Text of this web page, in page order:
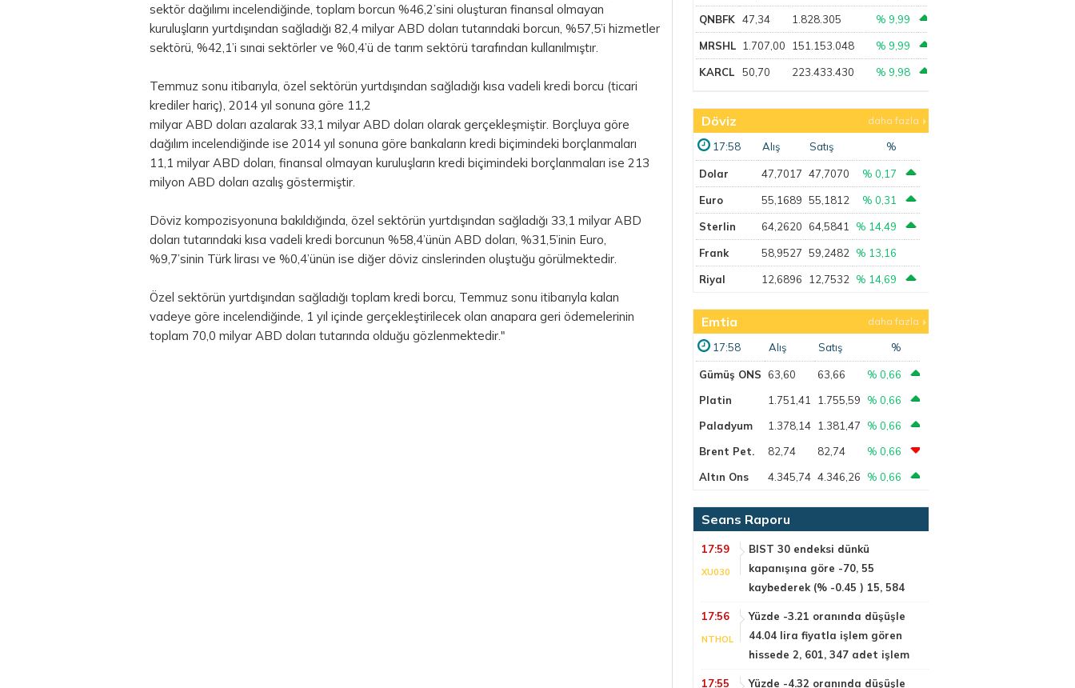
sektör dağılımı incelendiğinde, toplam borcun %46,2’sini oluşturan finansal olmayan
kuruluşların yurtdışından sağladığı 82,4 milyar ABD doları tutarındaki borcun, %57,5’i hizmetler
sektörü, %42,1’i sınai sektörler ve %0,4’ü de tarım sektörü tarafından kullanılmıştır.
Temmuz sonu itibarıyla, özel sektörün yurtdışından sağladığı kısa vadeli kredi borcu (ticari
krediler hariç), 2014 yıl sonuna göre 11,2
milyar ABD doları azalarak 33,1 milyar ABD doları olarak gerçekleşmiştir. Borçluya göre
dağılım incelendiğinde ise 2014 yıl sonuna göre bankaların kredi biçimindeki borçlanmaları
11,1 milyar ABD doları, finansal olmayan kuruluşların kredi biçimindeki borçlanmaları ise 213
milyon ABD doları azalış göstermiştir.
Döviz kompozisyonuna bakıldığında, özel sektörün yurtdışından sağladığı 33,1 milyar ABD
doları tutarındaki kısa vadeli kredi borcunun %58,4’ünün ABD doları, %31,5’inin Euro,
%9,7’sinin Türk lirası ve %0,4’ünün ise diğer döviz cinslerinden oluştuğu görülmektedir.
Özel sektörün yurtdışından sağladığı toplam kredi borcu, Temmuz sonu itibarıyla kalan
vadeye göre incelendiğinde, 1 yıl içinde gerçekleştirilecek olan anapara geri ödemelerinin
toplam 70,0 milyar ABD doları tutarında olduğu gözlenmektedir."
QNBFK 47,34 1.828.305 % 9,99
MRSHL 1.707,00 151.153.048 % 9,99
KARCL 50,70 223.433.430 % 9,98
Döviz daha fazla
17:58 Alış Satış %
Dolar 47,7017 47,7070 % 0,17
Euro 55,1689 55,1812 % 0,31
Sterlin 64,2620 64,5841 % 14,49
Frank 58,9527 59,2482 % 13,16
Riyal 12,6896 12,7532 % 14,69
Emtia daha fazla
17:58 Alış Satış %
Gümüş ONS 63,60 63,66
% 0,66
Platin
1.751,41 1.755,59
% 0,66
Paladyum
1.378,14 1.381,47
% 0,66
Brent Pet.
82,74 82,74
% 0,66
Altın Ons
4.345,74 4.346,26 % 0,66
Seans Raporu
17:59
XU030
BIST 30 endeksi dünkü
kapanışına göre -70, 55
kaybederek (% -0.45 ) 15, 584
17:56
NTHOL
Yüzde -3.21 oranında düşüşle
44.04 lira fiyatla işlem gören
hissede 2, 601, 347 adet işlem
17:55
Yüzde -4.32 oranında düşüşle